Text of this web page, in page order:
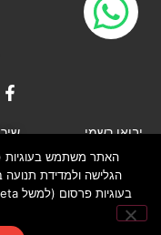
יבואן רשמי
XLAB
TRIRIG
HED
CERAMICSPEED
חנות
שלנו